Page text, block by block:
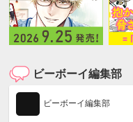
ビーボーイ編集部
ビーボーイ編集部